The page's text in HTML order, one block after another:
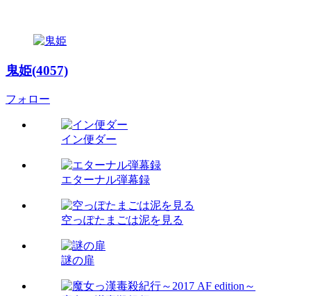
鬼姫(4057)
フォロー
イン便ダー
エターナル弾幕録
空っぽたまごは泥を見る
謎の扉